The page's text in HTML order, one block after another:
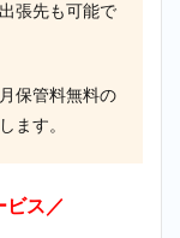
張先も可能で
保管料無料の
ます。
ビス／